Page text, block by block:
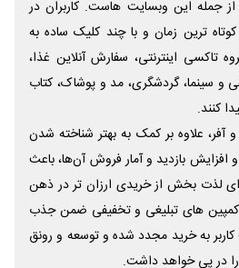
از جمله این وبسایت ‌هاست. کاربران در
ترین زمان و با چند کلیک ساده به
تاکسی اینترنتی، سفارش آنلاین غذا،
و سینما، گردشگری، مد و پوشاک، کتاب
کنند.
آفر، علاوه بر کمک به بهتر شناخته شدن
افزایش بازدید و آمار فروش آن‌ها، باعث
لذت بخش از خریدی ارزان تر در ذهن
های تبلیغی و تخفیفی ضمن جذب
به خرید مجدد شده و توسعه و رونق
در پی خواهد داشت.